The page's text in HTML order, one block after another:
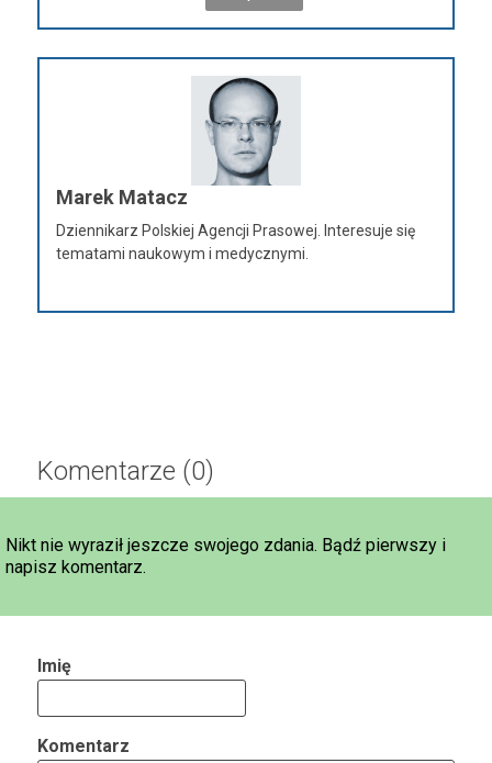
Marek Matacz
Dziennikarz Polskiej Agencji Prasowej. Interesuje się
tematami naukowym i medycznymi.
Komentarze (0)
Nikt nie wyraził jeszcze swojego zdania. Bądź pierwszy i
napisz komentarz.
Imię
Komentarz